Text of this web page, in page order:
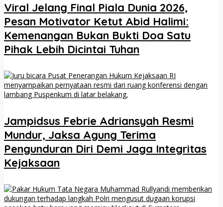
Viral Jelang Final Piala Dunia 2026,
Pesan Motivator Ketut Abid Halimi:
Kemenangan Bukan Bukti Doa Satu
Pihak Lebih Dicintai Tuhan
Jampidsus Febrie Adriansyah Resmi
Mundur, Jaksa Agung Terima
Pengunduran Diri Demi Jaga Integritas
Kejaksaan